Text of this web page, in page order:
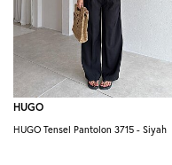
HUGO
HUGO Tensel Pantolon 3715 - Siyah